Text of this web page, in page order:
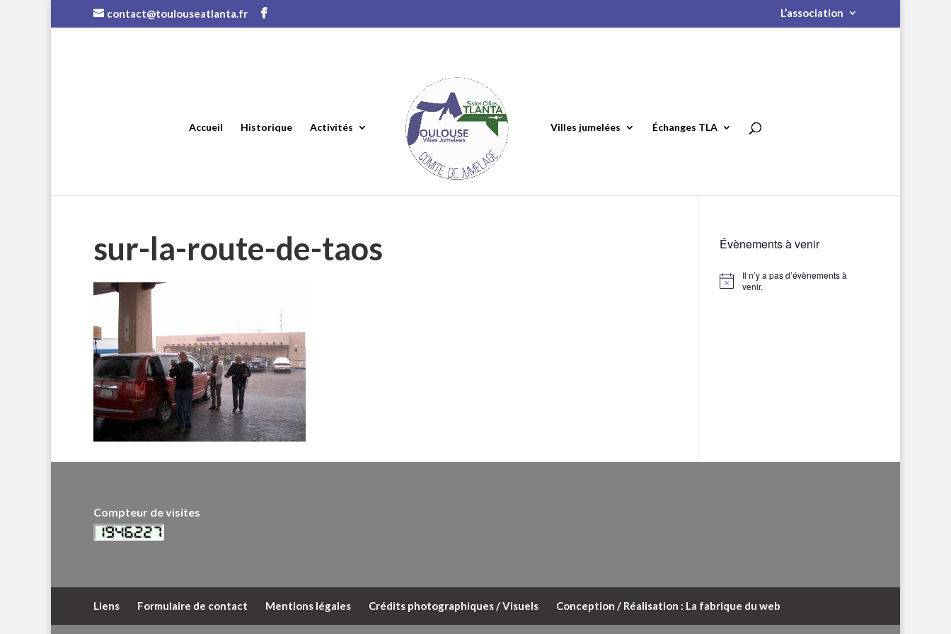
contact@toulouseatlanta.fr L’association
Accueil Historique Activités Villes jumelées Échanges TLA
sur-la-route-de-taos Évènements à venir
Notice
Il n’y a pas d’évènements à
venir.
Compteur de visites
Liens Formulaire de contact Mentions légales Crédits photographiques / Visuels Conception / Réalisation : La fabrique du web